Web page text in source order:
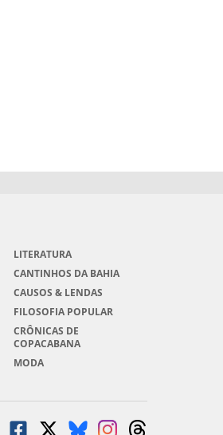
LITERATURA
CANTINHOS DA BAHIA
CAUSOS & LENDAS
FILOSOFIA POPULAR
CRÔNICAS DE
COPACABANA
MODA